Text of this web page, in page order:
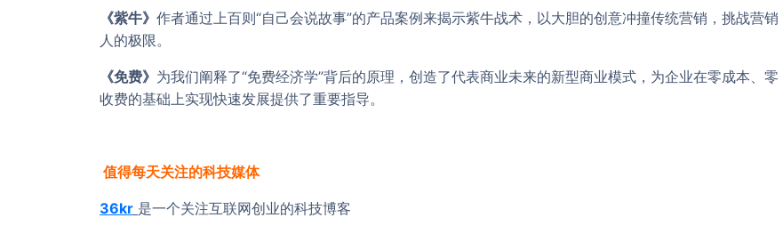
《紫牛》 作者通过上百则“自己会说故事”的产品案例来揭示紫牛战术，以大胆的创意冲撞传统营销，挑战营销
人的极限。
《免费》 为我们阐释了“免费经济学”背后的原理，创造了代表商业未来的新型商业模式，为企业在零成本、零
收费的基础上实现快速发展提供了重要指导。
值得每天关注的科技媒体
36kr 是一个关注互联网创业的科技博客